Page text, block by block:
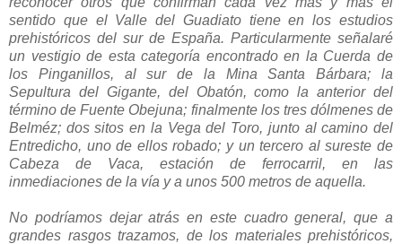
sentido que el Valle del Guadiato tiene en los estudios
prehistóricos del sur de España. Particularmente señalaré
un vestigio de esta categoría encontrado en la Cuerda de
los Pinganillos, al sur de la Mina Santa Bárbara; la
Sepultura del Gigante, del Obatón, como la anterior del
término de Fuente Obejuna; finalmente los tres dólmenes de
Belméz; dos sitos en la Vega del Toro, junto al camino del
Entredicho, uno de ellos robado; y un tercero al sureste de
Cabeza de Vaca, estación de ferrocarril, en las
inmediaciones de la vía y a unos 500 metros de aquella.
No podríamos dejar atrás en este cuadro general, que a
grandes rasgos trazamos, de los materiales prehistóricos,